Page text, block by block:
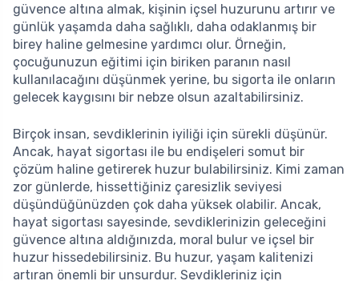
güvence altına almak, kişinin içsel huzurunu artırır ve
günlük yaşamda daha sağlıklı, daha odaklanmış bir
birey haline gelmesine yardımcı olur. Örneğin,
çocuğunuzun eğitimi için biriken paranın nasıl
kullanılacağını düşünmek yerine, bu sigorta ile onların
gelecek kaygısını bir nebze olsun azaltabilirsiniz.
Birçok insan, sevdiklerinin iyiliği için sürekli düşünür.
Ancak, hayat sigortası ile bu endişeleri somut bir
çözüm haline getirerek huzur bulabilirsiniz. Kimi zaman
zor günlerde, hissettiğiniz çaresizlik seviyesi
düşündüğünüzden çok daha yüksek olabilir. Ancak,
hayat sigortası sayesinde, sevdiklerinizin geleceğini
güvence altına aldığınızda, moral bulur ve içsel bir
huzur hissedebilirsiniz. Bu huzur, yaşam kalitenizi
artıran önemli bir unsurdur. Sevdikleriniz için